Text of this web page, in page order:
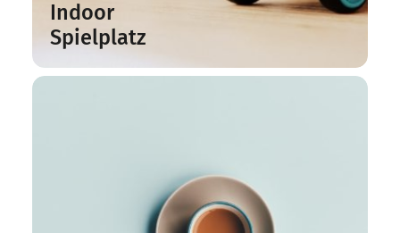
Indoor
Spielplatz